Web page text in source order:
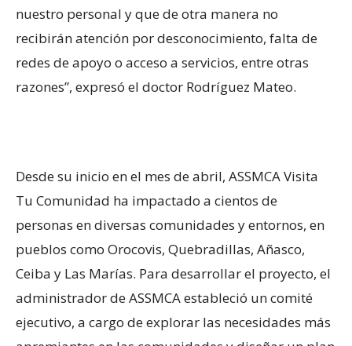
nuestro personal y que de otra manera no
recibirán atención por desconocimiento, falta de
redes de apoyo o acceso a servicios, entre otras
razones”, expresó el doctor Rodríguez Mateo.
Desde su inicio en el mes de abril, ASSMCA Visita
Tu Comunidad ha impactado a cientos de
personas en diversas comunidades y entornos, en
pueblos como Orocovis, Quebradillas, Añasco,
Ceiba y Las Marías. Para desarrollar el proyecto, el
administrador de ASSMCA estableció un comité
ejecutivo, a cargo de explorar las necesidades más